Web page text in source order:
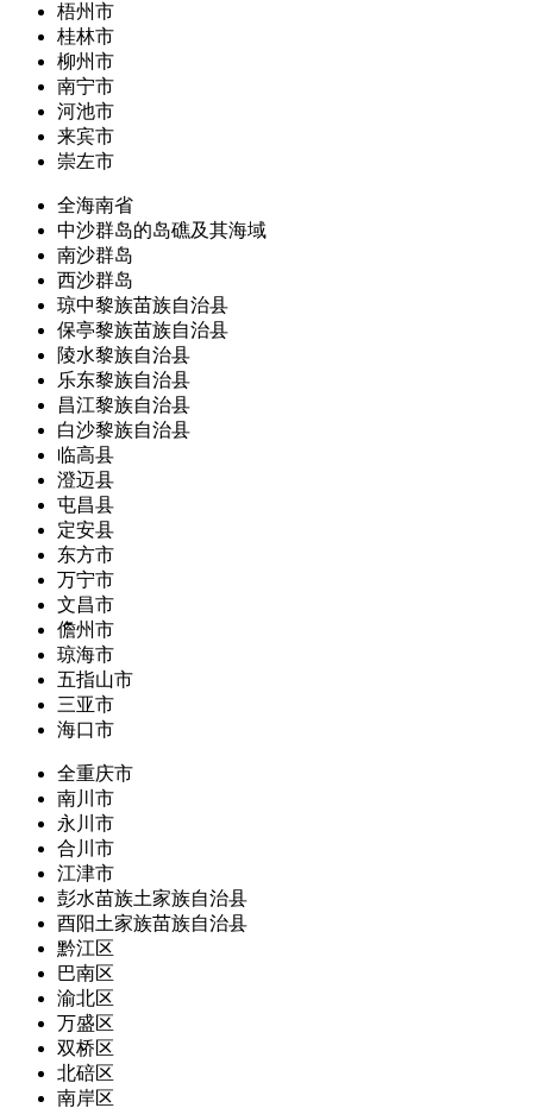
梧州市
桂林市
柳州市
南宁市
河池市
来宾市
崇左市
全海南省
中沙群岛的岛礁及其海域
南沙群岛
西沙群岛
琼中黎族苗族自治县
保亭黎族苗族自治县
陵水黎族自治县
乐东黎族自治县
昌江黎族自治县
白沙黎族自治县
临高县
澄迈县
屯昌县
定安县
东方市
万宁市
文昌市
儋州市
琼海市
五指山市
三亚市
海口市
全重庆市
南川市
永川市
合川市
江津市
彭水苗族土家族自治县
酉阳土家族苗族自治县
黔江区
巴南区
渝北区
万盛区
双桥区
北碚区
南岸区